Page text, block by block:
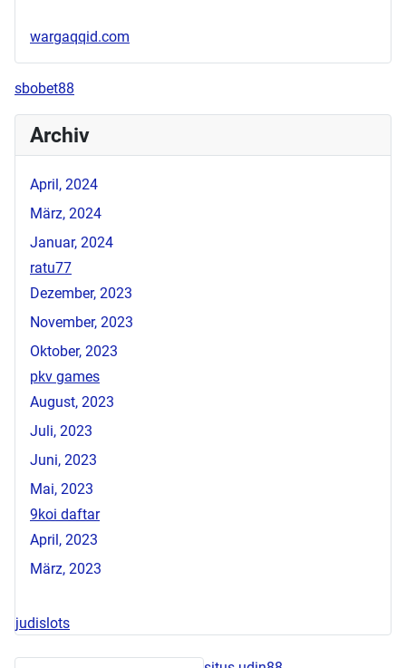
wargaqqid.com
sbobet88
Archiv
April, 2024
März, 2024
Januar, 2024
ratu77
Dezember, 2023
November, 2023
Oktober, 2023
pkv games
August, 2023
Juli, 2023
Juni, 2023
Mai, 2023
9koi daftar
April, 2023
März, 2023
judislots